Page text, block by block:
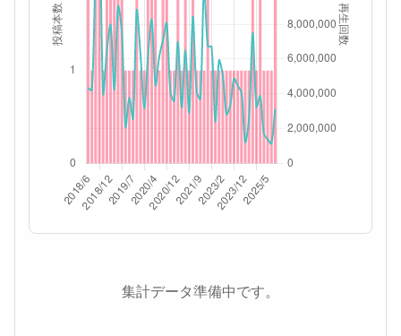
集計データ準備中です。